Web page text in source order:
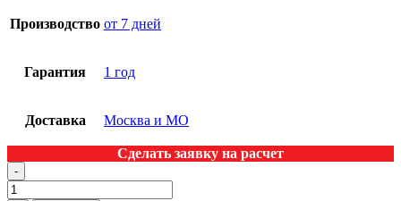
Производство от 7 дней
Гарантия 1 год
Доставка Москва и МО
Сделать заявку на расчет
-